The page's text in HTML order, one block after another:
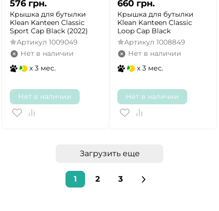
576 грн.
Крышка для бутылки
Klean Kanteen Classic
Sport Cap Black (2022)
Артикул 1009049
Нет в наличии
x 3 мес.
Нет в наличии
660 грн.
Крышка для бутылки
Klean Kanteen Classic
Loop Cap Black
Артикул 1008849
Нет в наличии
x 3 мес.
Нет в наличии
Загрузить еще
1 2 3